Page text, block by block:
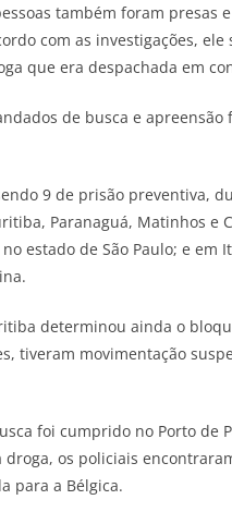
também foram presas
com as investigações,
que era despachada em
de busca e
9 de prisão preventiva,
Paranaguá, Matinhos e
estado de São Paulo; e
determinou ainda o
tiveram movimentação
foi cumprido no Porto de
os policiais
para a Bélgica.